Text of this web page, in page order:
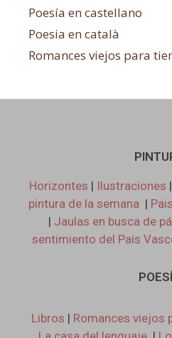
Poesía en castellano
Poesia en català
Romances viejos para
Horizontes | Ilustraciones |
pintura de la semana |
| Jaulas en busca de
sentimiento del País
Libros | Romances viejos